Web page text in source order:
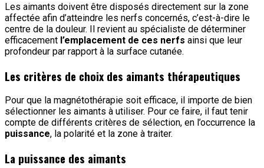
Les aimants doivent être disposés directement sur la zone
affectée afin d’atteindre les nerfs concernés, c’est-à-dire le
centre de la douleur. Il revient au spécialiste de déterminer
efficacement l’emplacement de ces nerfs ainsi que leur
profondeur par rapport à la surface cutanée.
Les critères de choix des aimants thérapeutiques
Pour que la magnétothérapie soit efficace, il importe de bien
sélectionner les aimants à utiliser. Pour ce faire, il faut tenir
compte de différents critères de sélection, en l’occurrence la
puissance, la polarité et la zone à traiter.
La puissance des aimants